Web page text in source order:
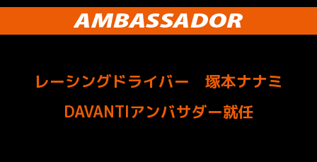
レーシングドライバー 塚本ナナミ
DAVANTIアンバサダー就任